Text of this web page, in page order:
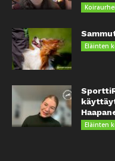
Eläinten
Eläinten